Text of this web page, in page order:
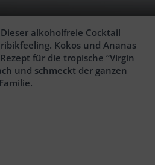
Dieser alkoholfreie Cocktail
Kokos und Ananas
für die tropische “Virgin
und schmeckt der ganzen
Familie.